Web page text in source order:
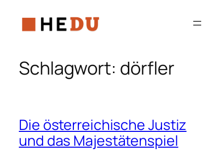
Inhalt
springen
Schlagwort: dörfler
Die österreichische Justiz
und das Majestätenspiel